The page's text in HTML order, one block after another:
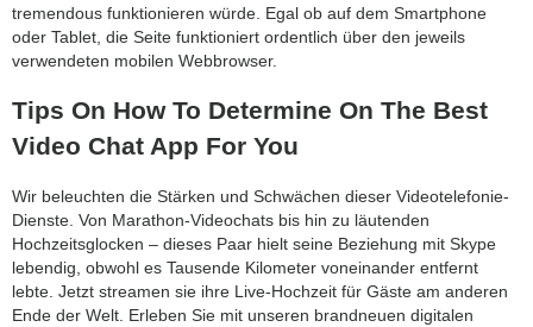
tremendous funktionieren würde. Egal ob auf dem Smartphone
oder Tablet, die Seite funktioniert ordentlich über den jeweils
verwendeten mobilen Webbrowser.
Tips On How To Determine On The Best
Video Chat App For You
Wir beleuchten die Stärken und Schwächen dieser Videotelefonie-
Dienste. Von Marathon-Videochats bis hin zu läutenden
Hochzeitsglocken – dieses Paar hielt seine Beziehung mit Skype
lebendig, obwohl es Tausende Kilometer voneinander entfernt
lebte. Jetzt streamen sie ihre Live-Hochzeit für Gäste am anderen
Ende der Welt. Erleben Sie mit unseren brandneuen digitalen